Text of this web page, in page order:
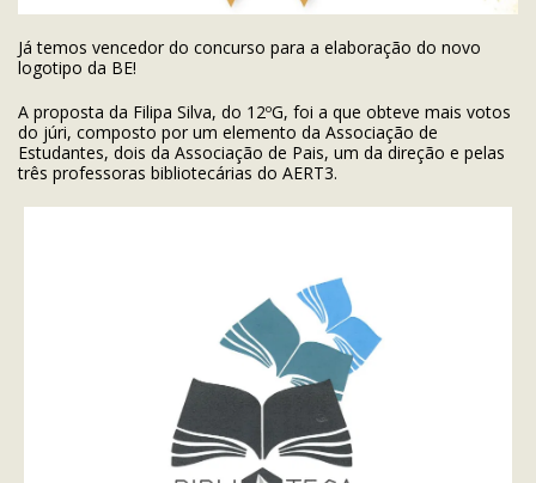
Já temos vencedor do concurso para a elaboração do novo
logotipo da BE!
A proposta da Filipa Silva, do 12ºG, foi a que obteve mais votos
do júri, composto por um elemento da Associação de
Estudantes, dois da Associação de Pais, um da direção e pelas
três professoras bibliotecárias do AERT3.